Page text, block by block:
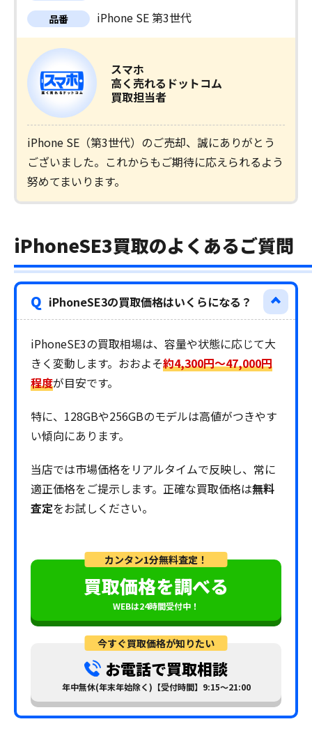
品番 iPhone SE 第3世代
スマホ
高く売れるドットコム
買取担当者
iPhone SE（第3世代）のご売却、誠にありがとう
ございました。これからもご期待に応えられるよう
努めてまいります。
iPhoneSE3買取のよくあるご質問
Q iPhoneSE3の買取価格はいくらになる？
iPhoneSE3の買取相場は、容量や状態に応じて大
きく変動します。おおよそ約4,300円～47,000円
程度が目安です。
特に、128GBや256GBのモデルは高値がつきやす
い傾向にあります。
当店では市場価格をリアルタイムで反映し、常に
適正価格をご提示します。正確な買取価格は無料
査定をお試しください。
カンタン1分無料査定！
買取価格を調べる
WEBは24時間受付中！
今すぐ買取価格が知りたい
お電話で買取相談
年中無休(年末年始除く)【受付時間】9:15～21:00